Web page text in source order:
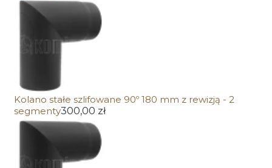
Kolano stałe szlifowane 90º 180 mm z rewizją - 2
segmenty300,00 zł